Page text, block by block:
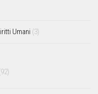
Umani (3)